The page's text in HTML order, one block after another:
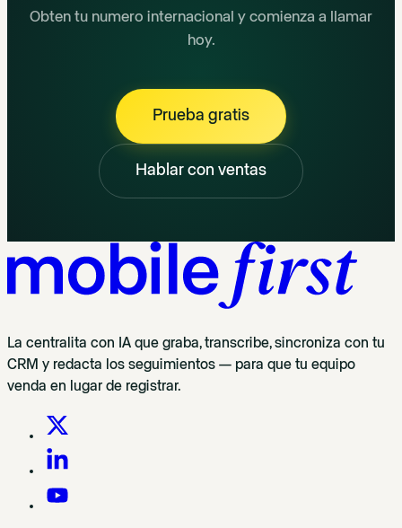
Obten tu numero internacional y comienza a llamar
hoy.
Prueba gratis
Hablar con ventas
La centralita con IA que graba, transcribe, sincroniza con tu
CRM y redacta los seguimientos — para que tu equipo
venda en lugar de registrar.